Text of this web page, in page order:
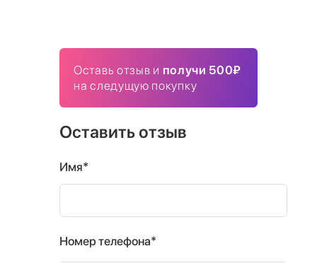
Оставь отзыв и получи 500₽
на следущую покупку
Оставить отзыв
Имя*
Номер телефона*